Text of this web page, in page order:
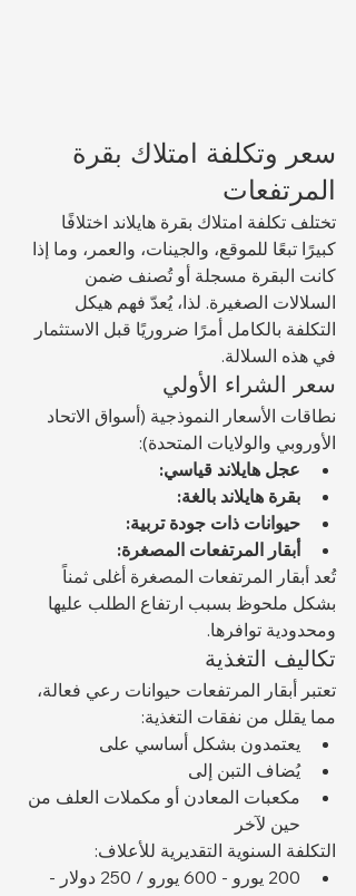
سعر وتكلفة امتلاك بقرة
المرتفعات
تختلف تكلفة امتلاك بقرة هايلاند اختلافًا
كبيرًا تبعًا للموقع، والجينات، والعمر، وما إذا
كانت البقرة مسجلة أو تُصنف ضمن
السلالات الصغيرة. لذا، يُعدّ فهم هيكل
التكلفة بالكامل أمرًا ضروريًا قبل الاستثمار
في هذه السلالة.
سعر الشراء الأولي
نطاقات الأسعار النموذجية (أسواق الاتحاد
الأوروبي والولايات المتحدة):
عجل هايلاند قياسي:
بقرة هايلاند بالغة:
حيوانات ذات جودة تربية:
أبقار المرتفعات المصغرة:
تُعد أبقار المرتفعات المصغرة أغلى ثمناً
بشكل ملحوظ بسبب ارتفاع الطلب عليها
ومحدودية توافرها.
تكاليف التغذية
تعتبر أبقار المرتفعات حيوانات رعي فعالة،
مما يقلل من نفقات التغذية:
يعتمدون بشكل أساسي على
يُضاف التبن إلى
مكعبات المعادن أو مكملات العلف من
حين لآخر
التكلفة السنوية التقديرية للأعلاف:
200 يورو - 600 يورو / 250 دولار -